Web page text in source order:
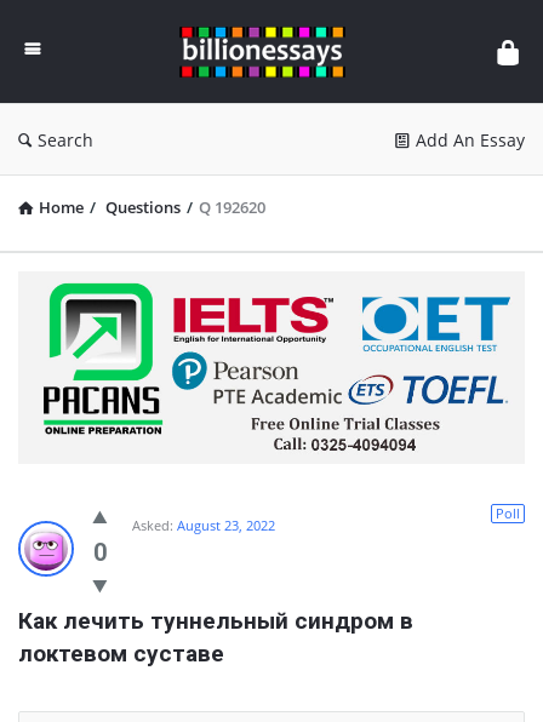
Essays
Search Add An Essay
Home / Questions / Q 192620
0
Poll
Asked: August 23, 2022
Как лечить туннельный синдром в
локтевом суставе